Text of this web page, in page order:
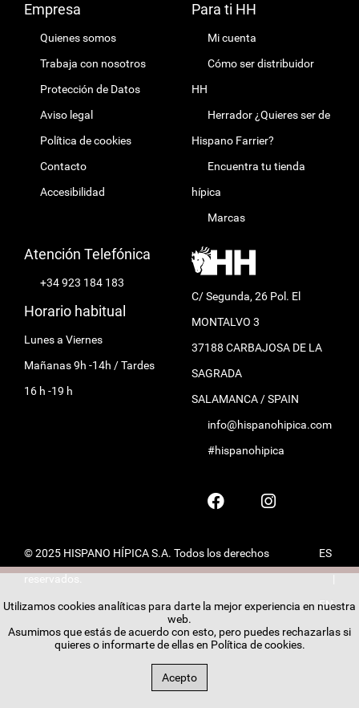
Empresa
Quienes somos
Trabaja con nosotros
Protección de Datos
Aviso legal
Política de cookies
Contacto
Accesibilidad
Para ti HH
Mi cuenta
Cómo ser distribuidor
HH
Herrador ¿Quieres ser de
Hispano Farrier?
Encuentra tu tienda
hípica
Marcas
Atención Telefónica
+34 923 184 183
Horario habitual
Lunes a Viernes
Mañanas 9h -14h / Tardes
16 h -19 h
C/ Segunda, 26 Pol. El
MONTALVO 3
37188 CARBAJOSA DE LA
SAGRADA
SALAMANCA / SPAIN
info@hispanohipica.com
#hispanohipica
© 2025 HISPANO HÍPICA S.A. Todos los derechos
reservados.
ES
EN
Utilizamos cookies analíticas para darte la mejor experiencia en nuestra
web.
Asumimos que estás de acuerdo con esto, pero puedes rechazarlas si
quieres o informarte de ellas en Política de cookies.
Acepto